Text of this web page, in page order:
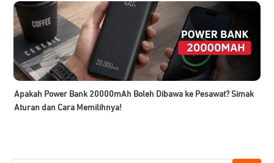
Apakah Power Bank 20000mAh Boleh Dibawa ke Pesawat? Simak
Aturan dan Cara Memilihnya!